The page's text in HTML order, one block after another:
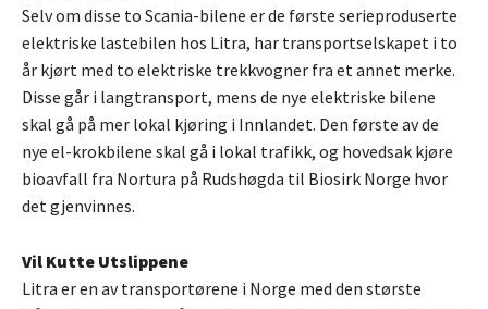
Selv om disse to Scania-bilene er de første serieproduserte
elektriske lastebilen hos Litra, har transportselskapet i to
år kjørt med to elektriske trekkvogner fra et annet merke.
Disse går i langtransport, mens de nye elektriske bilene
skal gå på mer lokal kjøring i Innlandet. Den første av de
nye el-krokbilene skal gå i lokal trafikk, og hovedsak kjøre
bioavfall fra Nortura på Rudshøgda til Biosirk Norge hvor
det gjenvinnes.
Vil Kutte Utslippene
Litra er en av transportørene i Norge med den største